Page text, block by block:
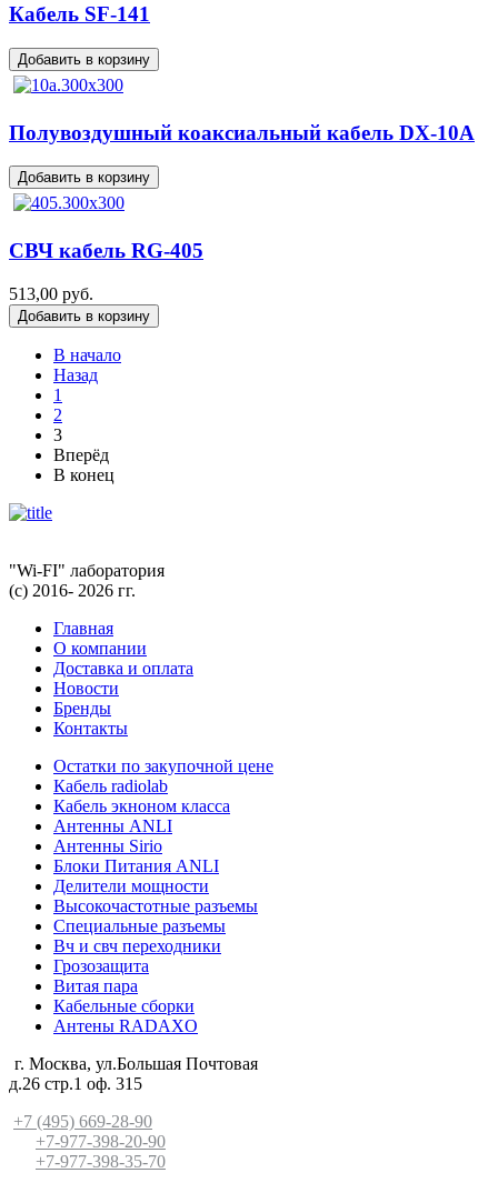
Кабель SF-141
Полувоздушный коаксиальный кабель DX-10A
СВЧ кабель RG-405
513,00 руб.
В начало
Назад
1
2
3
Вперёд
В конец
"Wi-FI" лаборатория
(с) 2016- 2026 гг.
Главная
О компании
Доставка и оплата
Новости
Бренды
Контакты
Остатки по закупочной цене
Кабель radiolab
Кабель экноном класса
Антенны ANLI
Антенны Sirio
Блоки Питания ANLI
Делители мощности
Высокочастотные разъемы
Специальные разъемы
Вч и свч переходники
Грозозащита
Витая пара
Кабельные сборки
Антены RADAXO
г. Москва, ул.Большая Почтовая
д.26 стр.1 оф. 315
+7 (495) 669-28-90
+7-977-398-20-90
+7-977-398-35-70